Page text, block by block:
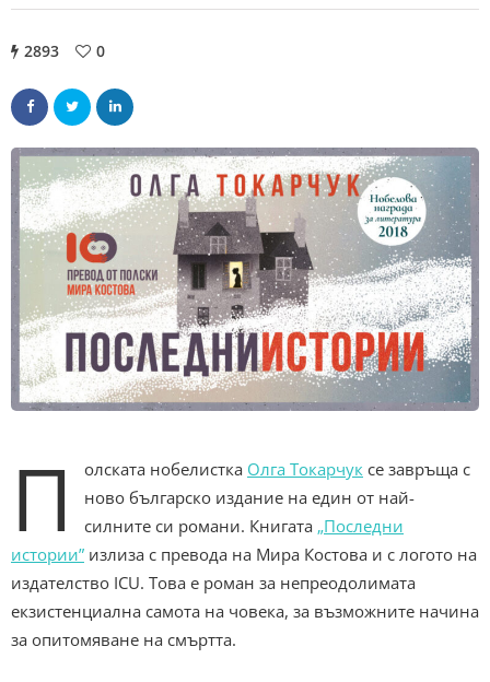
2893 0
П олската нобелистка Олга Токарчук се завръща с
ново българско издание на един от най-
силните си романи. Книгата „Последни
истории” излиза с превода на Мира Костова и с логото на
издателство ICU. Това е роман за непреодолимата
екзистенциална самота на човека, за възможните начина
за опитомяване на смъртта.